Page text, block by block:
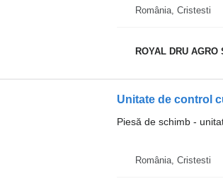
România, Cristesti
ROYAL DRU AGRO
Piesă de schimb -
România, Cristesti